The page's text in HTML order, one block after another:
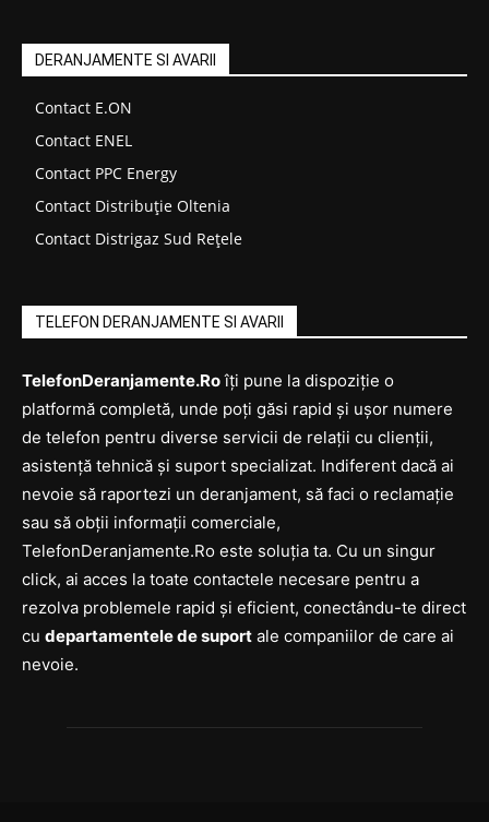
DERANJAMENTE SI AVARII
Contact E.ON
Contact ENEL
Contact PPC Energy
Contact Distribuție Oltenia
Contact Distrigaz Sud Rețele
TELEFON DERANJAMENTE SI AVARII
TelefonDeranjamente.Roîți pune la dispoziție o
platformă completă, unde poți găsi rapid și ușor numere
de telefon pentru diverse servicii de relații cu clienții,
asistență tehnică și suport specializat. Indiferent dacă ai
nevoie să raportezi un deranjament, să faci o reclamație
sau să obții informații comerciale,
TelefonDeranjamente.Ro este soluția ta. Cu un singur
click, ai acces la toate contactele necesare pentru a
rezolva problemele rapid și eficient, conectându-te direct
cu departamentele de suport ale companiilor de care ai
nevoie.